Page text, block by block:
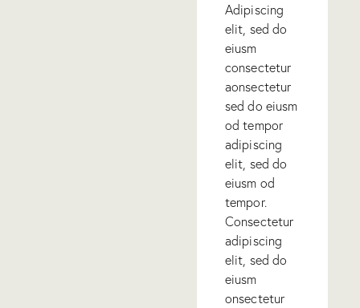
Adipiscing
elit, sed do
eiusm
consectetur
aonsectetur
sed do eiusm
od tempor
adipiscing
elit, sed do
eiusm od
tempor.
Consectetur
adipiscing
elit, sed do
eiusm
onsectetur